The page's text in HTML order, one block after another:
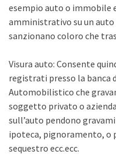
esempio auto o immobile
amministrativo su un
sanzionano coloro che
Visura auto: Consente
registrati presso la banca
Automobilistico che
soggetto privato o
sull’auto pendono
ipoteca, pignoramento, o
sequestro ecc.ecc.